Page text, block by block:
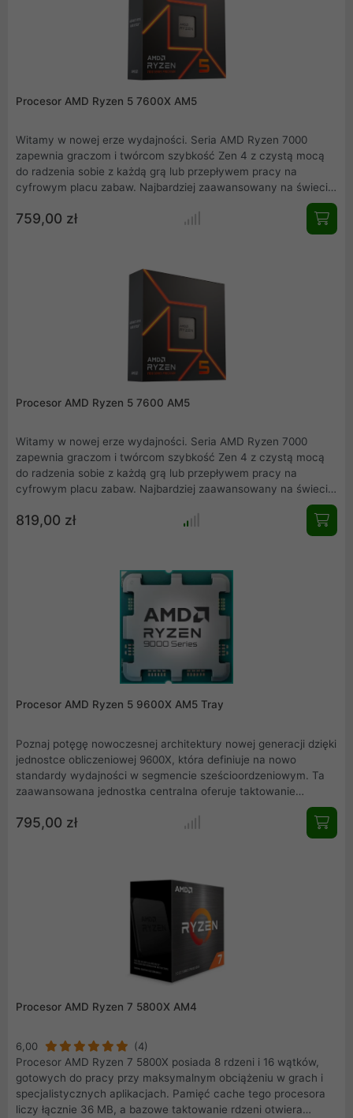
Procesor AMD Ryzen 5 7600X AM5
Witamy w nowej erze wydajności. Seria AMD Ryzen 7000
zapewnia graczom i twórcom szybkość Zen 4 z czystą mocą
do radzenia sobie z każdą grą lub przepływem pracy na
cyfrowym placu zabaw. Najbardziej zaawansowany na świecie
procesor do komputerów PC dla graczy i twórców zwiększa
wiodącą pozycję AMD w zakresie wydajności komputera.
759,00 zł
Procesor AMD Ryzen 5 7600 AM5
Witamy w nowej erze wydajności. Seria AMD Ryzen 7000
zapewnia graczom i twórcom szybkość Zen 4 z czystą mocą
do radzenia sobie z każdą grą lub przepływem pracy na
cyfrowym placu zabaw. Najbardziej zaawansowany na świecie
procesor do komputerów PC dla graczy i twórców zwiększa
wiodącą pozycję AMD w zakresie wydajności komputera.
Procesor AMD Ryzen 5 7600 względem wersji 7600X posiada
przy tym znacznie niższym współczynnikiem TDP, który ma
wielki wpływ na osiągane przez procesor temperatury. Jeżeli
potrzebujecie więcej wydajności, pamiętajcie że procesory
Ryzen 5 7600 posiadają odblokowany mnożnik do łatwego
819,00 zł
Procesor AMD Ryzen 5 9600X AM5 Tray
Poznaj potęgę nowoczesnej architektury nowej generacji dzięki
jednostce obliczeniowej 9600X, która definiuje na nowo
standardy wydajności w segmencie sześcioordzeniowym. Ta
zaawansowana jednostka centralna oferuje taktowanie
wymagających aplikacjach i grach. Wsparcie dla pamięci DDR5
oraz niskie TDP na poziomie 65 W czynią ją idealnym wyborem
795,00 zł
Procesor AMD Ryzen 7 5800X AM4
6,00
(4)
Procesor AMD Ryzen 7 5800X posiada 8 rdzeni i 16 wątków,
gotowych do pracy przy maksymalnym obciążeniu w grach i
specjalistycznych aplikacjach. Pamięć cache tego procesora
liczy łącznie 36 MB, a bazowe taktowanie rdzeni otwiera